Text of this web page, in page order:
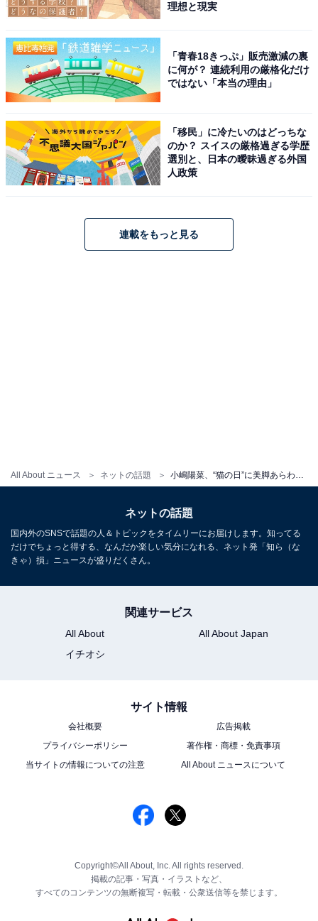
All About ニュース ネットの話題
理想と現実
「青春18きっぷ」販売激減の裏
に何が？ 連続利用の厳格化だけ
ではない「本当の理由」
「移民」に冷たいのはどっちな
のか？ スイスの厳格過ぎる学歴
選別と、日本の曖昧過ぎる外国
人政策
連載をもっと見る
ネットの話題
国内外のSNSで話題の人＆トピックをタイムリーにお届けします。知ってる
だけでちょっと得する、なんだか楽しい気分になれる、ネット発「知ら（な
きゃ）損」ニュースが盛りだくさん。
関連サービス
All About
All About Japan
イチオシ
サイト情報
会社概要
広告掲載
プライバシーポリシー
著作権・商標・免責事項
当サイトの情報についての注意
All About ニュースについて
Copyright©All About, Inc. All rights reserved.
掲載の記事・写真・イラストなど、
すべてのコンテンツの無断複写・転載・公衆送信等を禁じます。